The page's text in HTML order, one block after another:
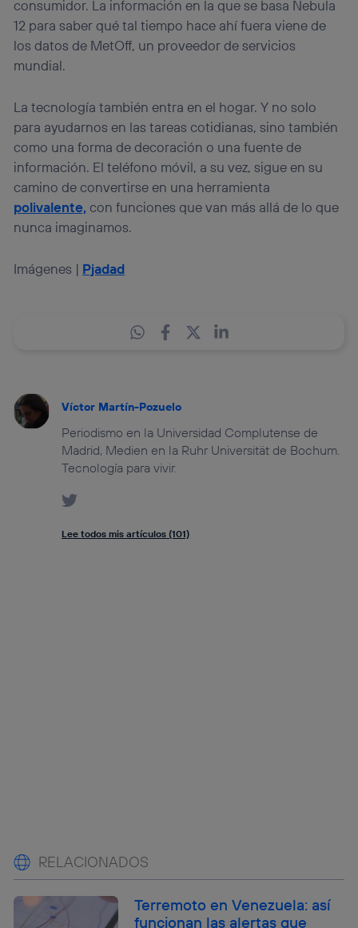
consumidor. La información en la que se basa Nebula
12 para saber qué tal tiempo hace ahí fuera viene de
los datos de MetOff, un proveedor de servicios
mundial.
La tecnología también entra en el hogar. Y no solo
para ayudarnos en las tareas cotidianas, sino también
como una forma de decoración o una fuente de
información. El teléfono móvil, a su vez, sigue en su
camino de convertirse en una herramienta
polivalente,con funciones que van más allá de lo que
nunca imaginamos.
Imágenes | Pjadad
Víctor Martín-Pozuelo
Periodismo en la Universidad Complutense de
Madrid, Medien en la Ruhr Universität de Bochum.
Tecnología para vivir.
Lee todos mis artículos (101)
RELACIONADOS
Terremoto en Venezuela: así
funcionan las alertas que